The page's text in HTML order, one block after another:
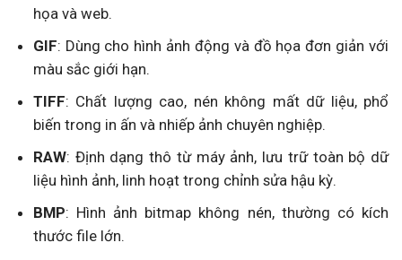
họa và web.
GIF: Dùng cho hình ảnh động và đồ họa đơn giản với
màu sắc giới hạn.
TIFF: Chất lượng cao, nén không mất dữ liệu, phổ
biến trong in ấn và nhiếp ảnh chuyên nghiệp.
RAW: Định dạng thô từ máy ảnh, lưu trữ toàn bộ dữ
liệu hình ảnh, linh hoạt trong chỉnh sửa hậu kỳ.
BMP: Hình ảnh bitmap không nén, thường có kích
thước file lớn.